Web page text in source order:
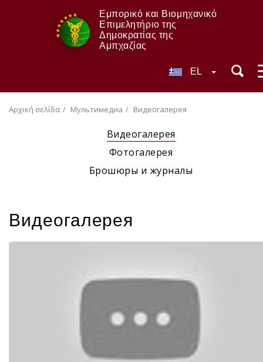
Εμπορικό και Βιομηχανικό
Επιμελητήριο της
Δημοκρατίας της
Αμπχαζίας
EL
Αρχική σελίδα Мультимедиа Видеогалерея
Видеогалерея
Фотогалерея
Брошюры и журналы
Видеогалерея